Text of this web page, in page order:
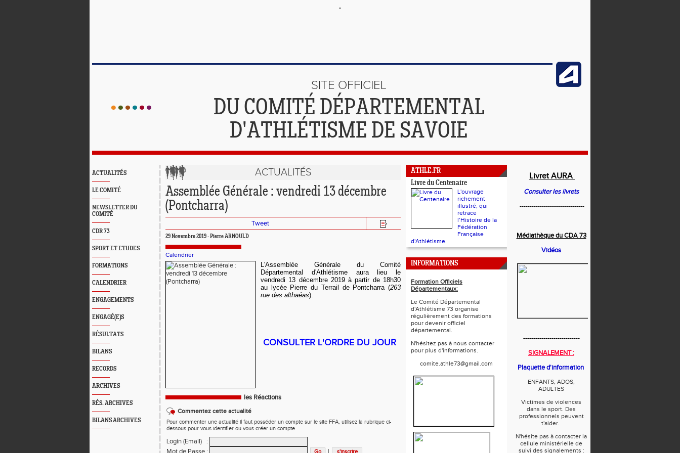
SITE OFFICIEL
DU COMITÉ DÉPARTEMENTAL
D'ATHLÉTISME DE SAVOIE
ACTUALITÉS
LE COMITÉ
NEWSLETTER DU
COMITÉ
CDR 73
SPORT ET ETUDES
FORMATIONS
CALENDRIER
ENGAGEMENTS
ENGAGÉ(E)S
RÉSULTATS
BILANS
RECORDS
ARCHIVES
RÉS. ARCHIVES
BILANS ARCHIVES
ACTUALITÉS
Assemblée Générale : vendredi 13 décembre
(Pontcharra)
Tweet
29 Novembre 2019 - Pierre ARNOULD
Calendrier
L'Assemblée Générale du Comité
Départemental d'Athlétisme aura lieu le
vendredi 13 décembre 2019 à partir de 18h30
au lycée Pierre du Terrail de Pontcharra (263
rue des althaéas).
CONSULTER L'ORDRE DU JOUR
les Réactions
Commentez cette actualité
Pour commenter une actualité il faut posséder un compte sur le site FFA, utilisez la rubrique ci-
dessous pour vous identifier ou vous créer un compte.
Login (Email)
:
ATHLE.FR
Livre du Centenaire
L'ouvrage
richement
illustré, qui
retrace
l’Histoire de la
Fédération
Française
d'Athlétisme.
INFORMATIONS
Formation Officiels
Départementaux:
Le Comité Départemental
d'Athlétisme 73 organise
régulièrement des formations
pour devenir officiel
départemental.
N'hésitez pas à nous contacter
pour plus d'informations.
comite.athle73@gmail.com
Livret AURA
Consulter les livrets
--------------------------------
Médiathèque du CDA 73
Vidéos
----------------------------
SIGNALEMENT :
Plaquette d'information
ENFANTS, ADOS,
ADULTES
Victimes de violences
dans le sport. Des
professionnels peuvent
t'aider.
N'hésite pas à contacter la
cellule ministérielle de
suivi des signalements :